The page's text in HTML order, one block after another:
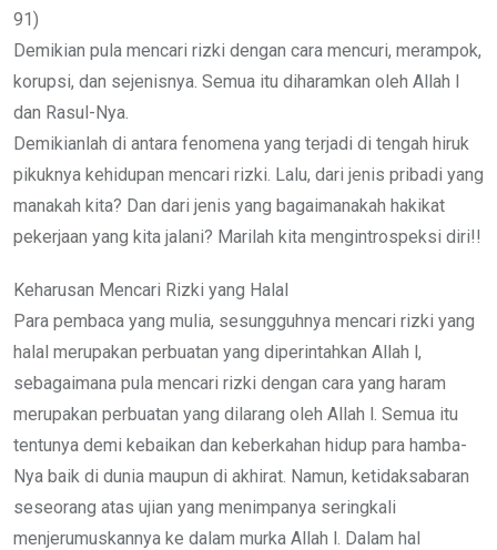
91)
Demikian pula mencari rizki dengan cara mencuri, merampok,
korupsi, dan sejenisnya. Semua itu diharamkan oleh Allah l
dan Rasul-Nya.
Demikianlah di antara fenomena yang terjadi di tengah hiruk
pikuknya kehidupan mencari rizki. Lalu, dari jenis pribadi yang
manakah kita? Dan dari jenis yang bagaimanakah hakikat
pekerjaan yang kita jalani? Marilah kita mengintrospeksi diri!!
Keharusan Mencari Rizki yang Halal
Para pembaca yang mulia, sesungguhnya mencari rizki yang
halal merupakan perbuatan yang diperintahkan Allah l,
sebagaimana pula mencari rizki dengan cara yang haram
merupakan perbuatan yang dilarang oleh Allah l. Semua itu
tentunya demi kebaikan dan keberkahan hidup para hamba-
Nya baik di dunia maupun di akhirat. Namun, ketidaksabaran
seseorang atas ujian yang menimpanya seringkali
menjerumuskannya ke dalam murka Allah l. Dalam hal